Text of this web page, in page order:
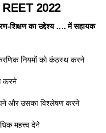
2022
शिक्षण का उद्देश्य …. में सहायक
नियमों को कंठस्थ करने
करने
और उसका विश्लेषण करने
महत्त्व देने